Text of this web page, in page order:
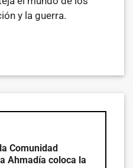
y la guerra.
Comunidad
Ahmadía coloca la